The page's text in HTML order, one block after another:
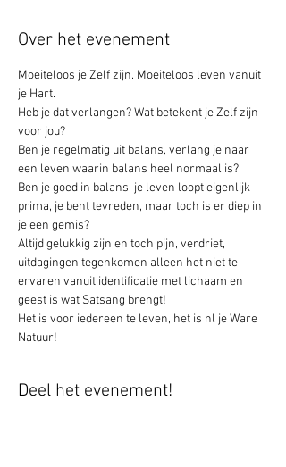
Over het evenement
Moeiteloos je Zelf zijn. Moeiteloos leven vanuit
je Hart.
Heb je dat verlangen? Wat betekent je Zelf zijn
voor jou?
Ben je regelmatig uit balans, verlang je naar
een leven waarin balans heel normaal is?
Ben je goed in balans, je leven loopt eigenlijk
prima, je bent tevreden, maar toch is er diep in
je een gemis?
Altijd gelukkig zijn en toch pijn, verdriet,
uitdagingen tegenkomen alleen het niet te
ervaren vanuit identificatie met lichaam en
geest is wat Satsang brengt!
Het is voor iedereen te leven, het is nl je Ware
Natuur!
Deel het evenement!